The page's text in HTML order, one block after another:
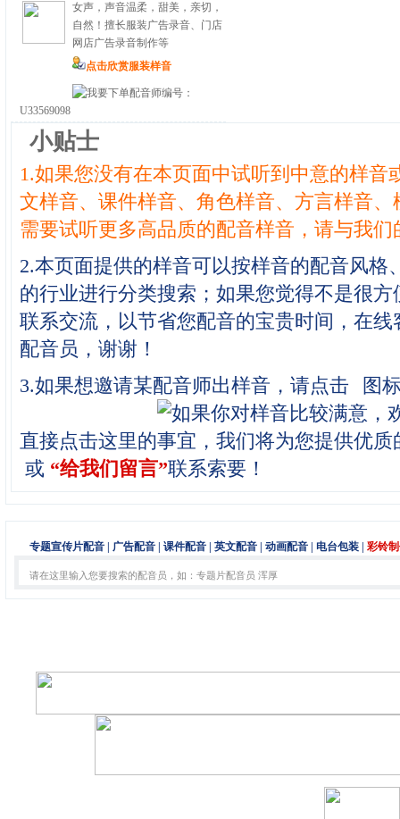
女声，声音温柔，甜美，亲切，
自然！擅长服装广告录音、门店
网店广告录音制作等
点击欣赏服装样音
配音师编号：
U33569098
小贴士
1.如果您没有在本页面中试听到中意的样音
文样音、课件样音、角色样音、方言样音
需要试听更多高品质的配音样音，请与我
2.本页面提供的样音可以按样音的配音风格
的行业进行分类搜索；如果您觉得不是很
联系交流，以节省您配音的宝贵时间，在
配音员，谢谢！
3.如果想邀请某配音师出样音，请点击
图
直接点击这里的
或 “给我们留言”联系索要！
专题宣传片配音 广告配音 课件配音 英文配音 动画配音 电台包装 彩铃